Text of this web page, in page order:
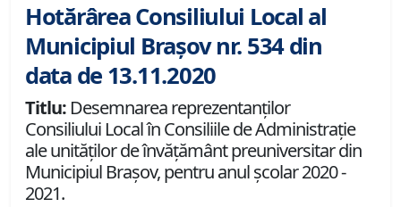
Hotărârea Consiliului Local al
Municipiul Brașov nr. 534 din
data de 13.11.2020
Titlu: Desemnarea reprezentanţilor
Consiliului Local în Consiliile de Administraţie
ale unităţilor de învăţământ preuniversitar din
Municipiul Braşov, pentru anul şcolar 2020 -
2021.